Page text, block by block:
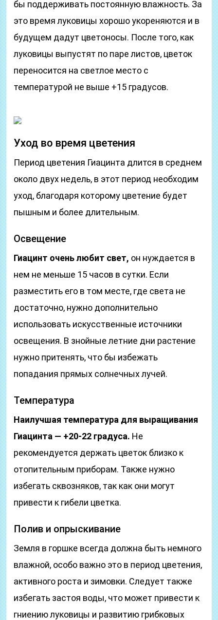
бы поддерживать постоянную влажность. За
это время луковицы хорошо укореняются и в
будущем дадут цветоносы. После того, как
луковицы выпустят по паре листов, цветок
переносится на светлое место с
температурой не выше +15 градусов.
Уход во время цветения
Период цветения Гиацинта длится в среднем
около двух недель, в этот период необходим
уход, благодаря которому цветение будет
пышным и более длительным.
Освещение
Гиацинт очень любит свет, он нуждается в
нем не меньше 15 часов в сутки. Если
разместить его в том месте, где света не
достаточно, нужно дополнительно
использовать искусственные источники
освещения. В знойные летние дни растение
нужно притенять, что бы избежать
попадания прямых солнечных лучей.
Температура
Наилучшая температура для выращивания
Гиацинта — +20-22 градуса. Не
рекомендуется держать цветок близко к
отопительным приборам. Также нужно
избегать сквозняков, так как они могут
привести к гибели цветка.
Полив и опрыскивание
Земля в горшке всегда должна быть немного
влажной, особо важно это в период цветения,
активного роста и зимовки. Следует также
избегать застоя воды, что может привести к
гниению луковицы и развитию грибковых